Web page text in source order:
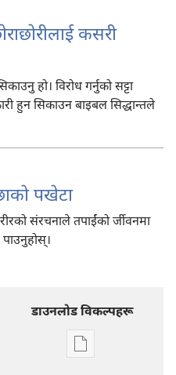
कसरी
हो। विरोध गर्नुको सट्टा
हुन सिकाउन बाइबल सिद्धान्तले
पखेटा
संरचनाले तपाईंको र्जीवनमा
डाउनलोड विकल्पहरू
प्रकाशन